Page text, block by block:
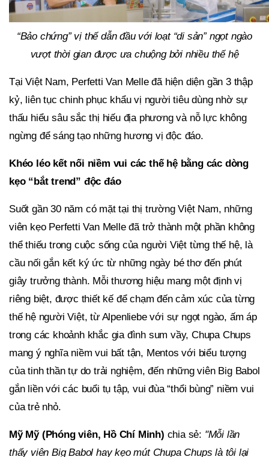
“Bảo chứng” vị thế dẫn đầu với loạt “di sản” ngọt ngào
vượt thời gian được ưa chuộng bởi nhiều thế hệ
Tại Việt Nam, Perfetti Van Melle đã hiện diện gần 3 thập
kỷ, liên tục chinh phục khẩu vị người tiêu dùng nhờ sự
thấu hiểu sâu sắc thị hiếu địa phương và nỗ lực không
ngừng để sáng tạo những hương vị độc đáo.
Khéo léo kết nối niềm vui các thế hệ bằng các dòng
kẹo “bắt trend” độc đáo
Suốt gần 30 năm có mặt tại thị trường Việt Nam, những
viên kẹo Perfetti Van Melle đã trở thành một phần không
thể thiếu trong cuộc sống của người Việt từng thế hệ, là
cầu nối gắn kết ký ức từ những ngày bé thơ đến phút
giây trưởng thành. Mỗi thương hiệu mang một định vị
riêng biệt, được thiết kế để chạm đến cảm xúc của từng
thế hệ người Việt, từ Alpenliebe với sự ngọt ngào, ấm áp
trong các khoảnh khắc gia đình sum vầy, Chupa Chups
mang ý nghĩa niềm vui bất tận, Mentos với biểu tượng
của tinh thần tự do trải nghiệm, đến những viên Big Babol
gắn liền với các buổi tụ tập, vui đùa “thổi bùng” niềm vui
của trẻ nhỏ.
Mỹ Mỹ (Phóng viên, Hồ Chí Minh) chia sẻ: "Mỗi lần
thấy viên Big Babol hay kẹo mút Chupa Chups là tôi lại